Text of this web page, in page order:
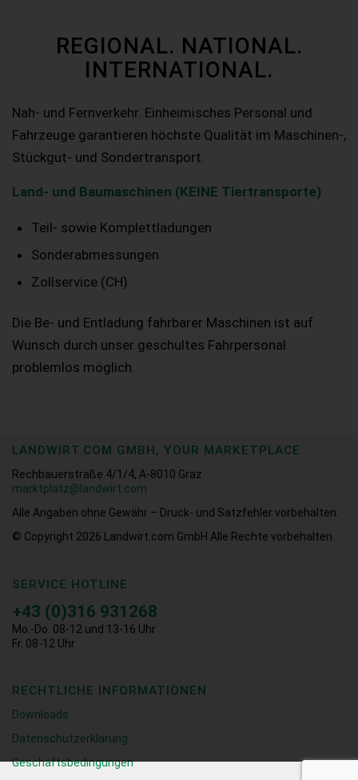
REGIONAL. NATIONAL.
INTERNATIONAL.
Nah- und Fernverkehr. Einheimisches Personal und
Fahrzeuge garantieren höchste Qualität im Maschinen-,
Stückgut- und Sondertransport.
Land- und Baumaschinen (KEINE Tiertransporte)
Teil- sowie Komplettladungen
Sonderabmessungen
Zollservice (CH)
Die Be- und Entladung fahrbarer Maschinen ist auf
Wunsch durch unser geschultes Fahrpersonal
problemlos möglich.
LANDWIRT.COM GMBH, YOUR MARKETPLACE
Rechbauerstraße 4/1/4, A-8010 Graz
marktplatz@landwirt.com
Alle Angaben ohne Gewähr – Druck- und Satzfehler vorbehalten.
© Copyright 2026
Landwirt.com GmbH Alle Rechte vorbehalten.
SERVICE HOTLINE
+43 (0)316 931268
Mo.-Do. 08-12 und 13-16 Uhr
Fr. 08-12 Uhr
RECHTLICHE INFORMATIONEN
Downloads
Datenschutzerklärung
Geschäftsbedingungen